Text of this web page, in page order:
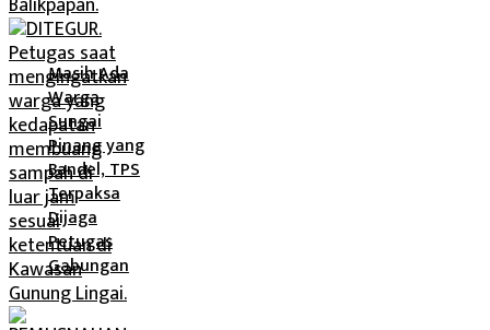
Masih Ada
Warga
Sungai
Pinang yang
Bandel, TPS
Terpaksa
Dijaga
Petugas
Gabungan